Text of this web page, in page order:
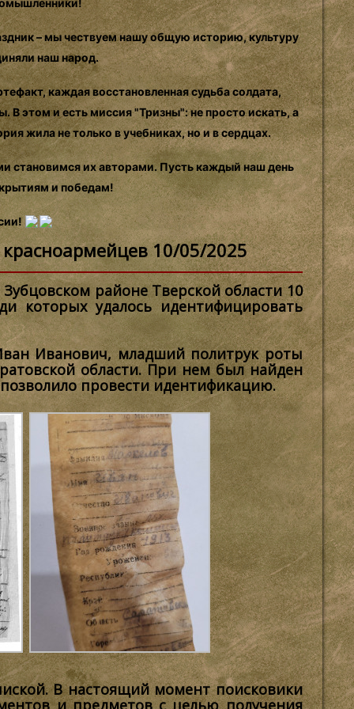
– мы чествуем нашу общую историю, культуру
наш народ.
каждая восстановленная судьба солдата,
В этом и есть миссия "Тризны": не просто искать, а
жила не только в учебниках, но и в сердцах.
становимся их авторами. Пусть каждый наш день
и победам!
10/05/2025
районе Тверской области 10
которых удалось идентифицировать
Иванович, младший политрук роты
области. При нем был найден
провести идентификацию.
В настоящий момент поисковики